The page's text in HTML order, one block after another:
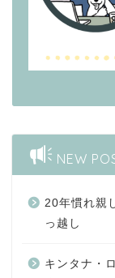
NEW
20年慣れ親
っ越し
キンタナ・